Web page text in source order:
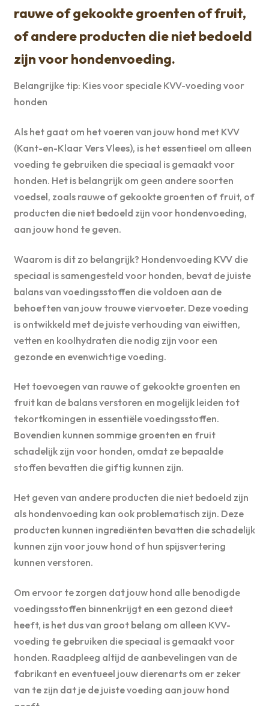
rauwe of gekookte groenten of fruit,
of andere producten die niet bedoeld
zijn voor hondenvoeding.
Belangrijke tip: Kies voor speciale KVV-voeding voor
honden
Als het gaat om het voeren van jouw hond met KVV
(Kant-en-Klaar Vers Vlees), is het essentieel om alleen
voeding te gebruiken die speciaal is gemaakt voor
honden. Het is belangrijk om geen andere soorten
voedsel, zoals rauwe of gekookte groenten of fruit, of
producten die niet bedoeld zijn voor hondenvoeding,
aan jouw hond te geven.
Waarom is dit zo belangrijk? Hondenvoeding KVV die
speciaal is samengesteld voor honden, bevat de juiste
balans van voedingsstoffen die voldoen aan de
behoeften van jouw trouwe viervoeter. Deze voeding
is ontwikkeld met de juiste verhouding van eiwitten,
vetten en koolhydraten die nodig zijn voor een
gezonde en evenwichtige voeding.
Het toevoegen van rauwe of gekookte groenten en
fruit kan de balans verstoren en mogelijk leiden tot
tekortkomingen in essentiële voedingsstoffen.
Bovendien kunnen sommige groenten en fruit
schadelijk zijn voor honden, omdat ze bepaalde
stoffen bevatten die giftig kunnen zijn.
Het geven van andere producten die niet bedoeld zijn
als hondenvoeding kan ook problematisch zijn. Deze
producten kunnen ingrediënten bevatten die schadelijk
kunnen zijn voor jouw hond of hun spijsvertering
kunnen verstoren.
Om ervoor te zorgen dat jouw hond alle benodigde
voedingsstoffen binnenkrijgt en een gezond dieet
heeft, is het dus van groot belang om alleen KVV-
voeding te gebruiken die speciaal is gemaakt voor
honden. Raadpleeg altijd de aanbevelingen van de
fabrikant en eventueel jouw dierenarts om er zeker
van te zijn dat je de juiste voeding aan jouw hond